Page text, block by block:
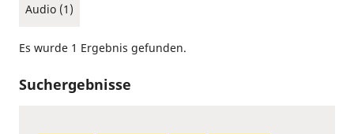
Audio (1)
Es wurde 1 Ergebnis gefunden.
Suchergebnisse